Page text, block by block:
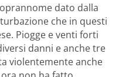
dato dalla
che in questi
Piogge e venti forti
danni e anche tre
violentemente anche